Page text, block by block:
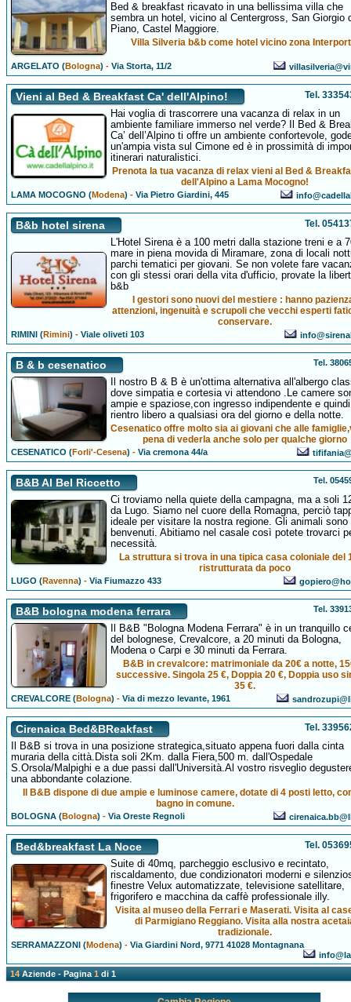
Bed & breakfast ricavato in una bellissima villa che
sembra un hotel, vicino al Centergross, San Giorgio
Piano, Castel Maggiore.
Villa Silveria b&b come hotel vicino zona
ARGELATO (Bologna) -Via Storta, 11/2
Vieni al Bed & Breakfast Ca' dell'Alpino! Tel.
Hai voglia di trascorrere una vacanza di relax in un
ambiente familiare immerso nel verde? Il Bed &
Ca’ dell’Alpino ti offre un ambiente confortevole,
un'ampia vista sul Cimone ed è in prossimità di
itinerari naturalistici.
Prenota la tua vacanza di relax vieni al Bed &
dell'Alpino a Lama Mocogno!
LAMA MOCOGNO (Modena) -Via Pietro Giardini, 445
B&b hotel sirena Tel.
L'Hotel Sirena è a 100 metri dalla stazione treni e a
mare in piena movida di Miramare, zona di locali
parchi tematici per giovani. Se non volete fare
con gli stessi orari della vita d'ufficio, provate la
b&b
I gestori sono nuovi del mestiere : hanno
attenzioni, ingenuità e scrupoli che vecchi esperti
conservare.
RIMINI (Rimini) -Viale oliveti 103
B & b cesenatico Tel.
Il nostro B & B è un'ottima alternativa all'albergo
dove simpatia e cortesia vi attendono .Le camere
ampie e spaziose,con ingresso indipendente e quindi
rientro libero a qualsiasi ora del giorno e della notte.
Cesenatico offre molto sia ai giovani che alle
pena di vederla anche solo per qualche giorno
CESENATICO (Forli'-Cesena) -Via cremona 44/a
B&B Al Bel Riccetto Tel.
Ci troviamo nella quiete della campagna, ma a soli
da Lugo. Siamo nel cuore della Romagna, perciò
ideale per visitare la nostra regione. Gli animali sono
benvenuti. Abitiamo nel casale così potete trovarci
necessità.
La struttura si trova in una tipica casa coloniale del
ristrutturata da poco
LUGO (Ravenna) -Via Fiumazzo 433
B&B bologna modena ferrara Tel.
Il B&B "Bologna Modena Ferrara" è in un tranquillo
del bolognese, Crevalcore, a 20 minuti da Bologna,
Modena o Carpi e 30 minuti da Ferrara.
B&B in crevalcore: matrimoniale da 20€ a notte,
successive. Singola 25 €, Doppia 20 €, Doppia uso
35 €.
CREVALCORE (Bologna) -Via di mezzo levante, 1961
Cirenaica Bed&BReakfast Tel.
Il B&B si trova in una posizione strategica,situato appena fuori dalla cinta
muraria della città.Dista soli 2Km. dalla Fiera,500 m. dall'Ospedale
S.Orsola/Malpighi e a due passi dall'Università.Al vostro risveglio
una abbondante colazione.
Il B&B dispone di due ampie e luminose camere, dotate di 4 posti letto,
bagno in comune.
BOLOGNA (Bologna) -Via Oreste Regnoli
Bed&breakfast La Noce Tel.
Suite di 40mq, parcheggio esclusivo e recintato,
riscaldamento, due condizionatori moderni e
finestre Velux automatizzate, televisione satellitare,
frigorifero e macchina da caffè professionale illy.
Visita al museo della Ferrari e Maserati. Visita al
di Parmigiano Reggiano. Visita alla nostra
tradizionale.
SERRAMAZZONI (Modena) -Via Giardini Nord, 9771 41028 Montagnana
14Aziende - Pagina1di 1